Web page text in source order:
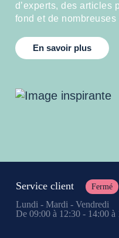
d’experts, des articles
fond et de
En savoir plus
Service client Fermé
Lundi - Mardi - Vendredi
De 09:00 à 12:30 - 14:00 à